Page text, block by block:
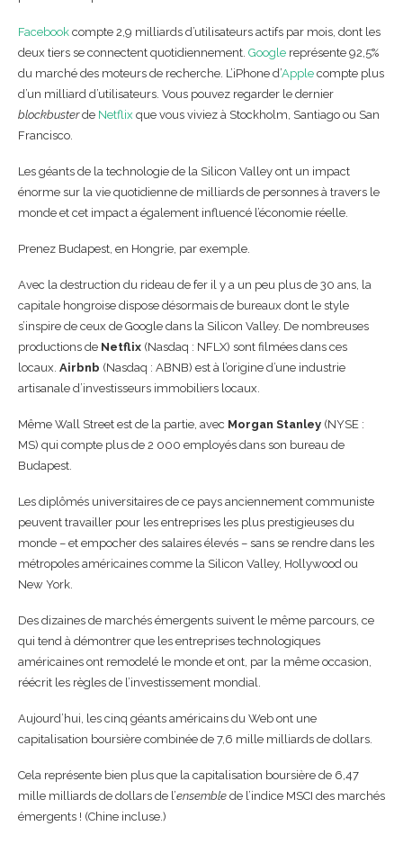
Facebook compte 2,9 milliards d’utilisateurs actifs par mois, dont les
deux tiers se connectent quotidiennement. Google représente 92,5%
du marché des moteurs de recherche. L’iPhone d’Apple compte plus
d’un milliard d’utilisateurs. Vous pouvez regarder le dernier
blockbusterde Netflix que vous viviez à Stockholm, Santiago ou San
Francisco.
Les géants de la technologie de la Silicon Valley ont un impact
énorme sur la vie quotidienne de milliards de personnes à travers le
monde et cet impact a également influencé l’économie réelle.
Prenez Budapest, en Hongrie, par exemple.
Avec la destruction du rideau de fer il y a un peu plus de 30 ans, la
capitale hongroise dispose désormais de bureaux dont le style
s’inspire de ceux de Google dans la Silicon Valley. De nombreuses
productions de Netflix (Nasdaq : NFLX) sont filmées dans ces
locaux. Airbnb (Nasdaq : ABNB) est à l’origine d’une industrie
artisanale d’investisseurs immobiliers locaux.
Même Wall Street est de la partie, avec Morgan Stanley (NYSE :
MS) qui compte plus de 2 000 employés dans son bureau de
Budapest.
Les diplômés universitaires de ce pays anciennement communiste
peuvent travailler pour les entreprises les plus prestigieuses du
monde – et empocher des salaires élevés – sans se rendre dans les
métropoles américaines comme la Silicon Valley, Hollywood ou
New York.
Des dizaines de marchés émergents suivent le même parcours, ce
qui tend à démontrer que les entreprises technologiques
américaines ont remodelé le monde et ont, par la même occasion,
réécrit les règles de l’investissement mondial.
Aujourd’hui, les cinq géants américains du Web ont une
capitalisation boursière combinée de 7,6 mille milliards de dollars.
Cela représente bien plus que la capitalisation boursière de 6,47
mille milliards de dollars de l’ensemble de l’indice MSCI des marchés
émergents ! (Chine incluse.)